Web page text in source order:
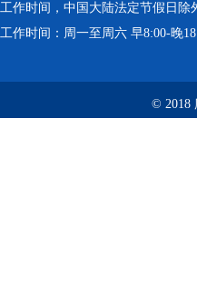
工作时间，中国大陆法定节假日除
工作时间：周一至周六 早8:00-晚
© 2018